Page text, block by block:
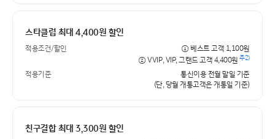
스타클럽 최대 4,400원 할인
적용조건/할인
① 베스트 고객 1,100원
② VVIP, VIP, 그랜드 고객 4,400원주2)
적용기준
통신이용 전월 말일 기준
(단, 당월 개통고객은 개통일 기준)
친구결합 최대 3,300원 할인